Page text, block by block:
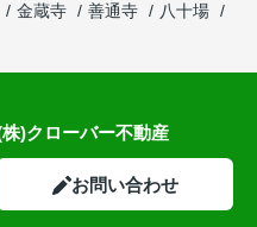
金蔵寺 善通寺
八十場
)クローバー不動産
お問い合わせ